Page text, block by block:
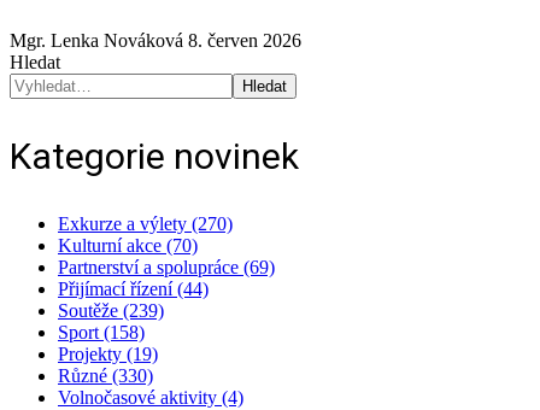
Mgr. Lenka Nováková 8. červen 2026
Hledat
Hledat
Kategorie novinek
Exkurze a výlety (270)
Kulturní akce (70)
Partnerství a spolupráce (69)
Přijímací řízení (44)
Soutěže (239)
Sport (158)
Projekty (19)
Různé (330)
Volnočasové aktivity (4)